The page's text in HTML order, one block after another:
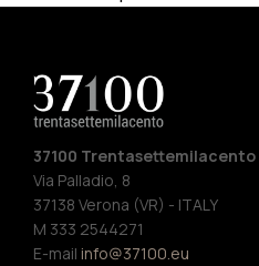
37100 Trentasettemilacento
Via Palladio, 8
37138 Verona (VR) - ITALY
M 333 2544271
E-mail info@37100.eu